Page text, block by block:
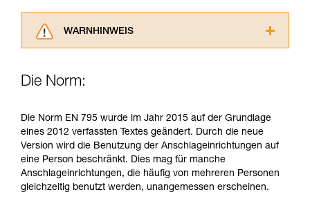
WARNHINWEIS
aufmerksam durch, bevor Sie diesen zu Rate
verstehen zu können, müssen Sie zuerst die in
der Gebrauchsanweisung enthaltenen
Informationen richtig verstanden haben.
Die Beherrschung dieser Techniken setzt eine
entsprechende Ausbildung und ein spezielles
Training voraus. Prüfen Sie zusammen mit
einem Profi, ob Sie in der Lage sind, den
Die Norm:
Die Norm EN 795 wurde im Jahr 2015 auf der Grundlage
eines 2012 verfassten Textes geändert. Durch die neue
Version wird die Benutzung der Anschlageinrichtungen auf
eine Person beschränkt. Dies mag für manche
Anschlageinrichtungen, die häufig von mehreren Personen
gleichzeitig benutzt werden, unangemessen erscheinen.